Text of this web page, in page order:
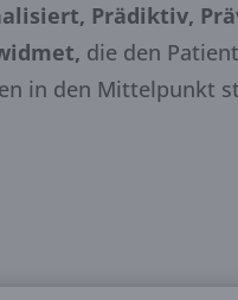
Prädiktiv,
die den
in den Mittelpunkt